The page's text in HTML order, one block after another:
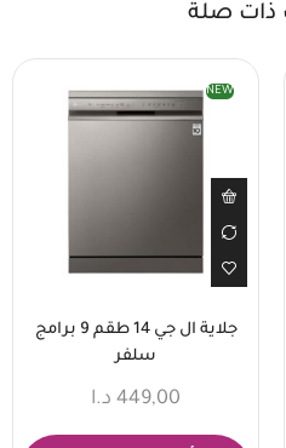
ذات صلة
NEW
جلاية ال جي 14 طقم 9 برامج
سلفر
449,00 د.ا